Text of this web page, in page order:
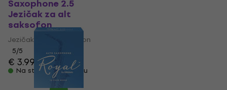
Saxophone 2.5
Jezičak za alt
saksofon
Jezičak za alt saksofon
5/5
€ 3.99 € 4.39
Na stanju u skladištu